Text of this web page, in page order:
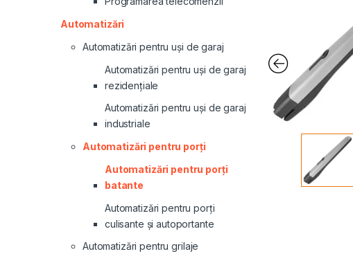
Automatizări
Automatizări pentru uși de garaj
Automatizări pentru uși de garaj
rezidențiale
Automatizări pentru uși de garaj
industriale
Automatizări pentru porți
Automatizări pentru porți
batante
Automatizări pentru porți
culisante și autoportante
Automatizări pentru grilaje